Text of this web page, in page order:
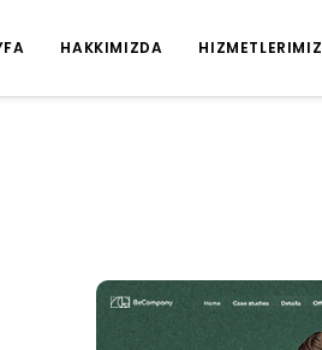
HAKKIMIZDA HIZMETLERIMIZ